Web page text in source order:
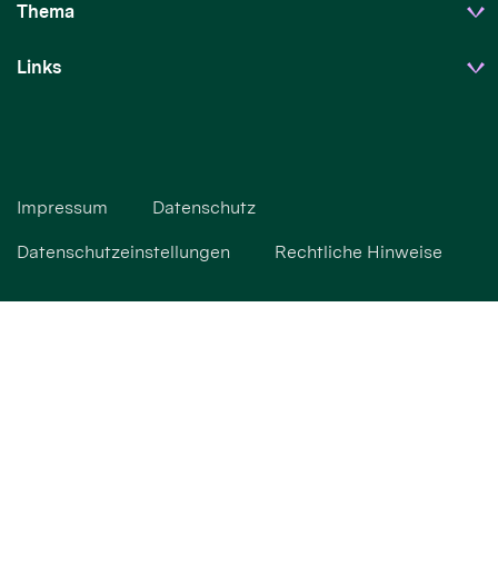
Thema
Links
Impressum Datenschutz
Datenschutzeinstellungen Rechtliche Hinweise